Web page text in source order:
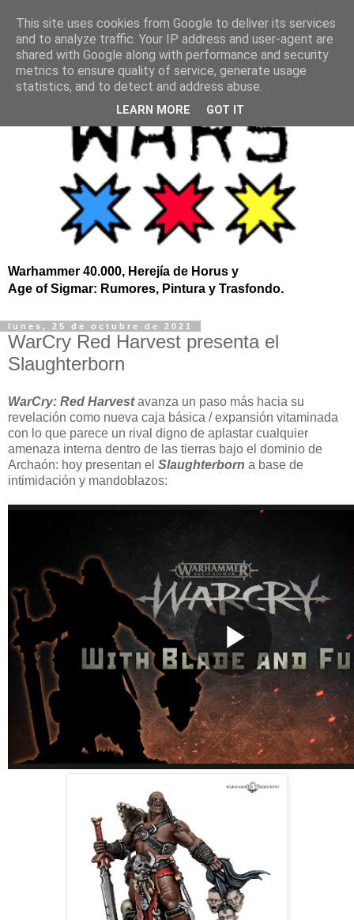
Warhammer 40.000, Herejía de Horus y
Age of Sigmar: Rumores, Pintura y Trasfondo.
lunes, 25 de octubre de 2021
WarCry Red Harvest presenta el
Slaughterborn
WarCry: Red Harvestavanza un paso más hacia su
revelación como nueva caja básica / expansión vitaminada
con lo que parece un rival digno de aplastar cualquier
amenaza interna dentro de las tierras bajo el dominio de
Archaón: hoy presentan el Slaughterborn a base de
intimidación y mandoblazos:
This site uses cookies from Google to deliver its services
and to analyze traffic. Your IP address and user-agent are
shared with Google along with performance and security
metrics to ensure quality of service, generate usage
statistics, and to detect and address abuse.
LEARN MORE GOT IT